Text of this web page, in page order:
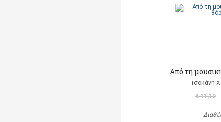
Από τη
Τσοκάνη
€ 11,10